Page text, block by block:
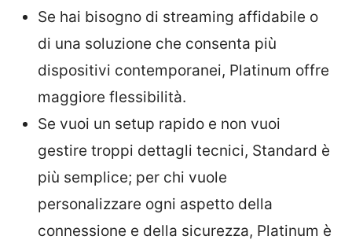
Se hai bisogno di streaming affidabile o
di una soluzione che consenta più
dispositivi contemporanei, Platinum offre
maggiore flessibilità.
Se vuoi un setup rapido e non vuoi
gestire troppi dettagli tecnici, Standard è
più semplice; per chi vuole
personalizzare ogni aspetto della
connessione e della sicurezza, Platinum è